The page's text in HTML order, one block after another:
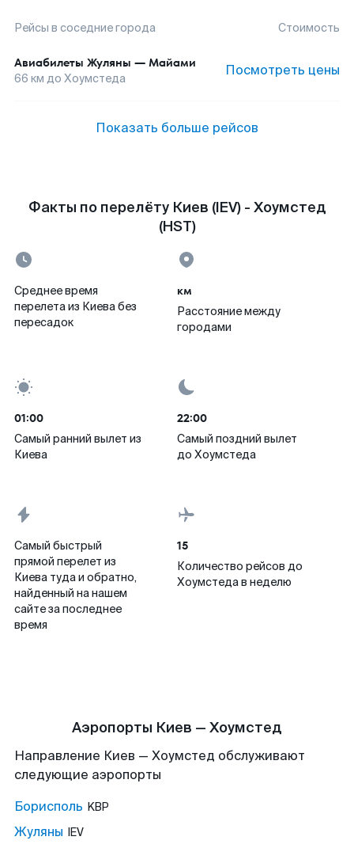
Рейсы в соседние города Стоимость
Авиабилеты Жуляны — Майами
66 км до Хоумстеда Посмотреть цены
Показать больше рейсов
Факты по перелёту Киев (IEV) - Хоумстед
(HST)
Среднее время
перелета из Киева без
пересадок
км
Расстояние между
городами
01:00
Самый ранний вылет из
Киева
22:00
Самый поздний вылет
до Хоумстеда
Самый быстрый
прямой перелет из
Киева туда и обратно,
найденный на нашем
сайте за последнее
время
15
Количество рейсов до
Хоумстеда в неделю
Аэропорты Киев — Хоумстед
Направление Киев — Хоумстед обслуживают
следующие аэропорты
Борисполь KBP
Жуляны IEV